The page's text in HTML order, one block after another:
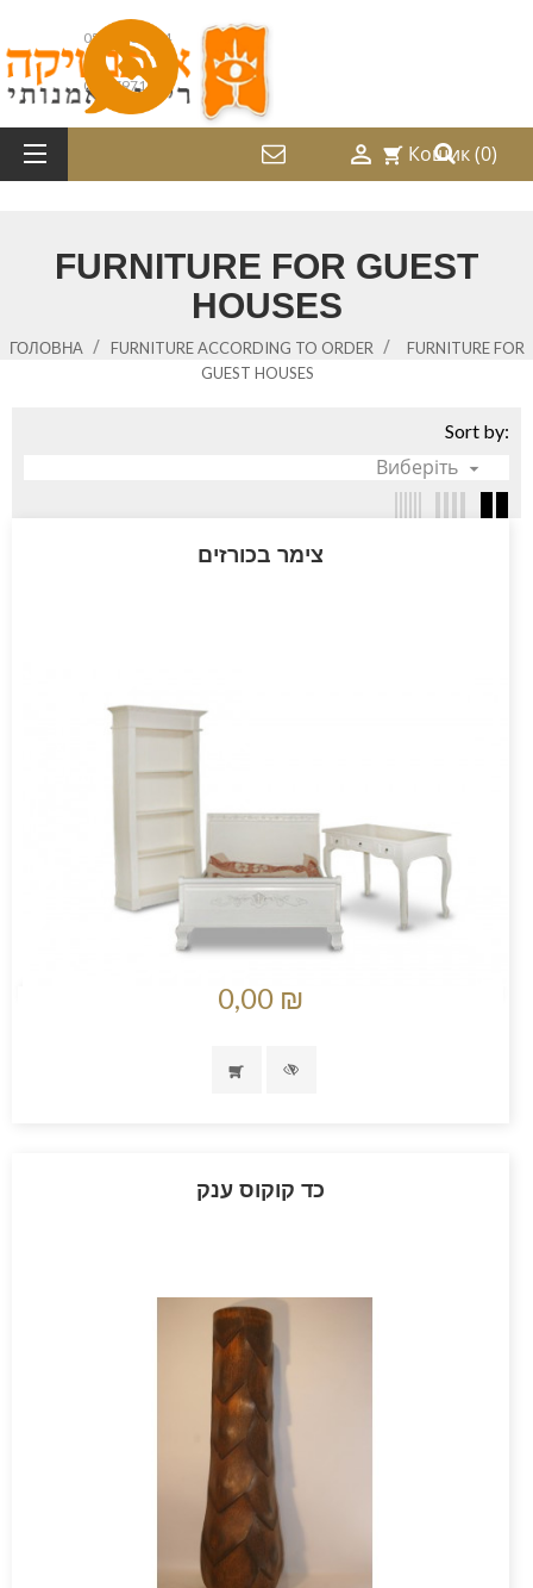
052-2487214
08-9797169
shopping_cart Кошик(0)

FURNITURE FOR GUEST
HOUSES
ГОЛОВНА FURNITURE ACCORDING TO ORDER
FURNITURE FOR
GUEST HOUSES
Sort by:
Виберіть 
צימר בכורזים
0,00 ₪
כד קוקוס ענק